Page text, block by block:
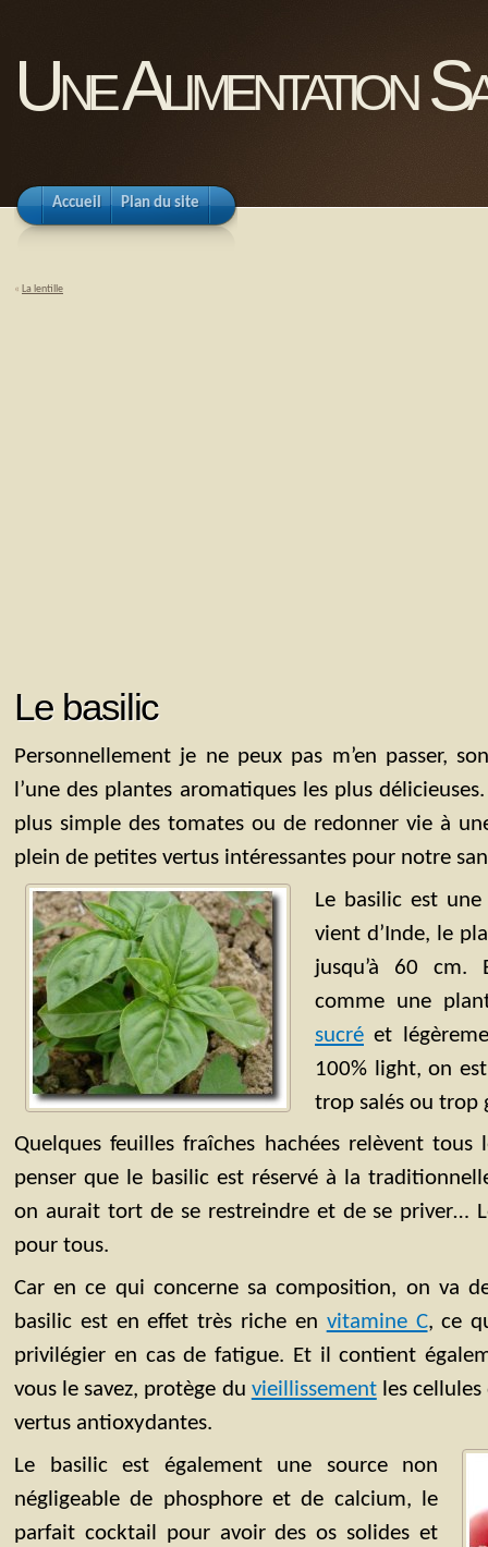
Une Alimentation
Accueil Plan du site
« La lentille
Le basilic
Personnellement je ne peux pas m’en passer,
l’une des plantes aromatiques les plus
plus simple des tomates ou de redonner vie à
plein de petites vertus intéressantes pour notre
Le basilic est
vient d’Inde, le
jusqu’à 60 cm.
comme une
sucré et
100% light, on
trop salés ou trop
Quelques feuilles fraîches hachées relèvent
penser que le basilic est réservé à la
on aurait tort de se restreindre et de se priver…
pour tous.
Car en ce qui concerne sa composition, on va
basilic est en effet très riche en vitamine C, ce
privilégier en cas de fatigue. Et il contient
vous le savez, protège du vieillissementles cellules
vertus antioxydantes.
Le basilic est également une source non
négligeable de phosphore et de calcium, le
parfait cocktail pour avoir des os solides et